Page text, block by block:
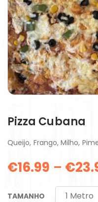
Pizza Cubana
Queijo, Frango, Milho,
€16.99 – €
TAMANHO 1 Metro